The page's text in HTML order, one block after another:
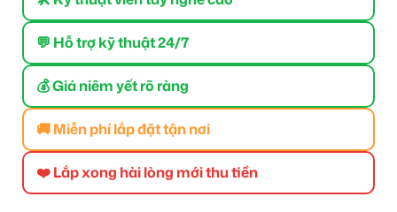
💬 Hỗ trợ kỹ thuật 24/7
💰 Giá niêm yết rõ ràng
🚚 Miễn phí lắp đặt tận nơi
❤️ Lắp xong hài lòng mới thu tiền